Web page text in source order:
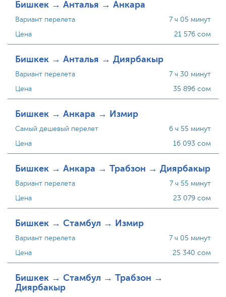
Бишкек → Анталья → Анкара
Вариант перелета
Цена
7 ч 05 минут
21 576 сом
Бишкек → Анталья → Диярбакыр
Вариант перелета
Цена
7 ч 30 минут
35 896 сом
Бишкек → Анкара → Измир
Самый дешевый перелет
Цена
6 ч 55 минут
16 093 сом
Бишкек → Анкара → Трабзон → Диярбакыр
Вариант перелета
Цена
7 ч 55 минут
23 079 сом
Бишкек → Стамбул → Измир
Вариант перелета
Цена
7 ч 05 минут
25 340 сом
Бишкек → Стамбул → Трабзон →
Диярбакыр